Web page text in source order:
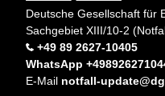
Deutsche Gesellschaft für
Sachgebiet XIII/10-2
+49 89 2627-10405
WhatsApp
E-Mail notfall-